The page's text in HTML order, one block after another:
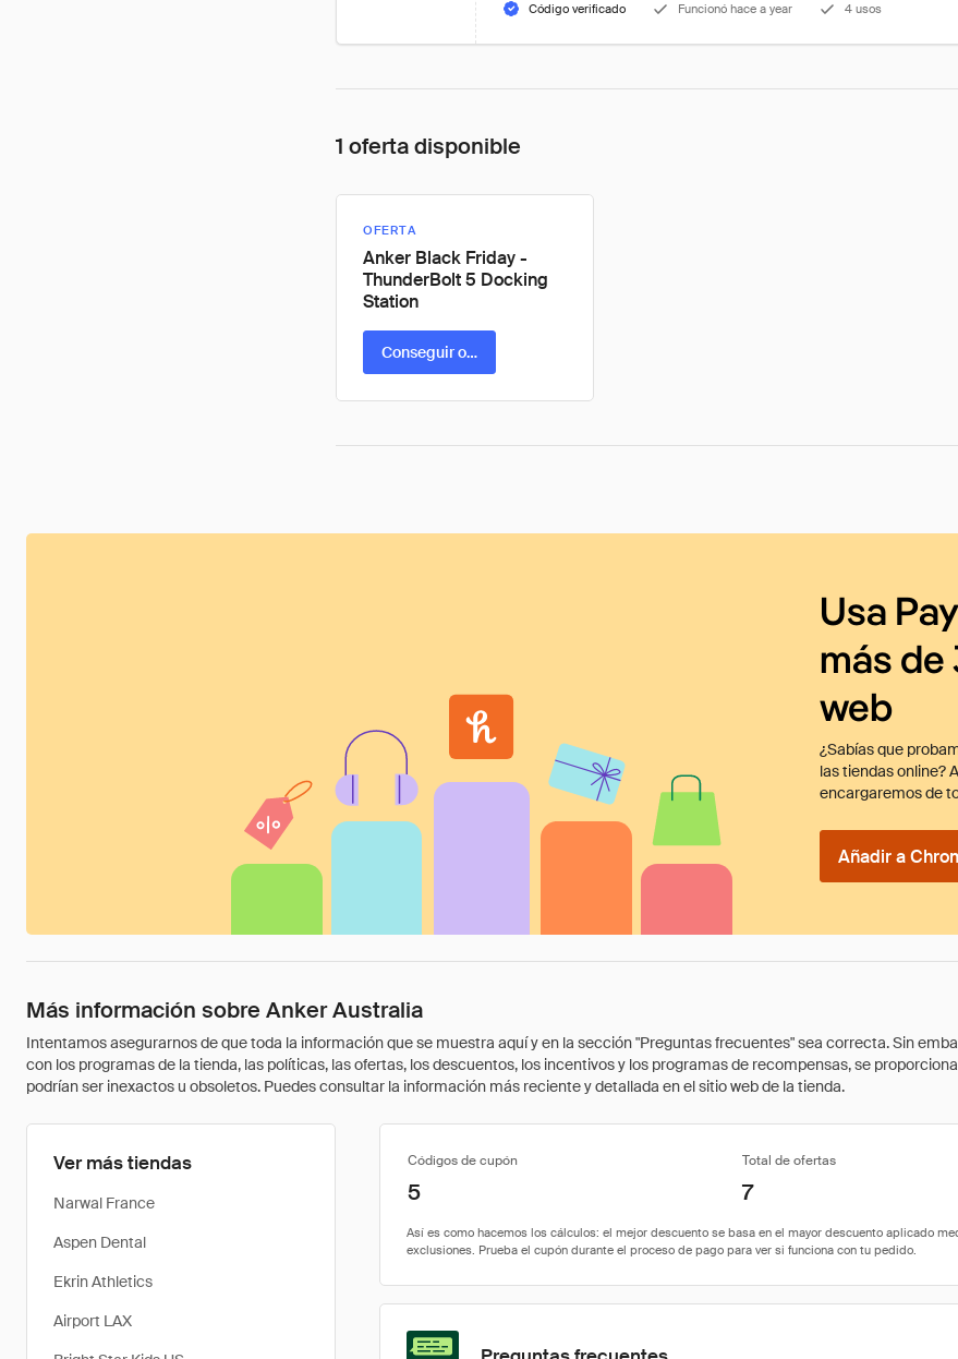
Código verificado Funcionó hace a year 4 usos
1 oferta disponible
OFERTA
Anker Black Friday -
ThunderBolt 5 Docking
Station
Conseguir oferta
Usa
más
web
¿Sabías que
las tiendas online?
encargaremos de
Añadir a
Más información sobre Anker Australia
Intentamos asegurarnos de que toda la información que se muestra aquí y en la sección "Preguntas frecuentes" sea correcta. Sin
con los programas de la tienda, las políticas, las ofertas, los descuentos, los incentivos y los programas de recompensas, se
podrían ser inexactos u obsoletos. Puedes consultar la información más reciente y detallada en el sitio web de la tienda.
Ver más tiendas
Narwal France
Aspen Dental
Ekrin Athletics
Airport LAX
Códigos de cupón Total de ofertas
5 7